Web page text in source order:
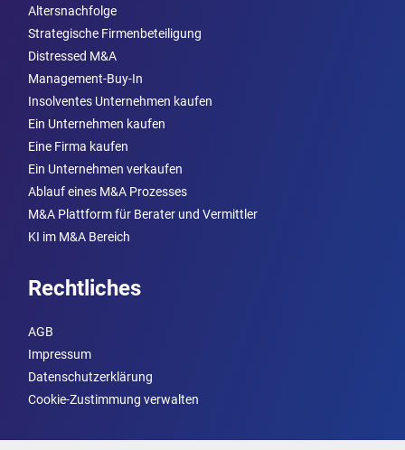
Altersnachfolge
Strategische Firmenbeteiligung
Distressed M&A
Management-Buy-In
Insolventes Unternehmen kaufen
Ein Unternehmen kaufen
Eine Firma kaufen
Ein Unternehmen verkaufen
Ablauf eines M&A Prozesses
M&A Plattform für Berater und Vermittler
KI im M&A Bereich
Rechtliches
AGB
Impressum
Datenschutzerklärung
Cookie-Zustimmung verwalten